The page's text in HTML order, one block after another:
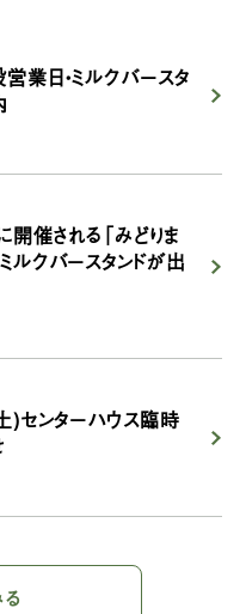
日・ミルクバースタ
催される「みどりま
クバースタンドが出
)センターハウス臨時